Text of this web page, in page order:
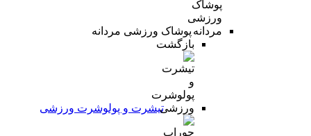
پوشاک ورزشی مردانه
بازگشت
تیشرت و پولوشرت ورزشی